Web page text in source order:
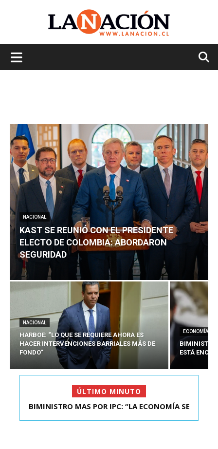
NACIONAL
KAST SE REUNIÓ CON EL PRESIDENTE
ELECTO DE COLOMBIA: ABORDARON
SEGURIDAD
NACIONAL
HARBOE: “LO QUE SE REQUIERE AHORA ES
HACER INTERVENCIONES BARRIALES MÁS DE
FONDO”
ECONOMÍA
BIMINISTRO
ESTÁ
ÚLTIMO MINUTO
BIMINISTRO MAS POR IPC: “LA ECONOMÍA SE